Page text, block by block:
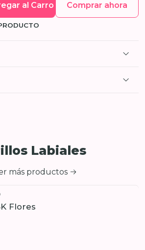
al Carro Comprar ahora
Labiales
más productos
Flores